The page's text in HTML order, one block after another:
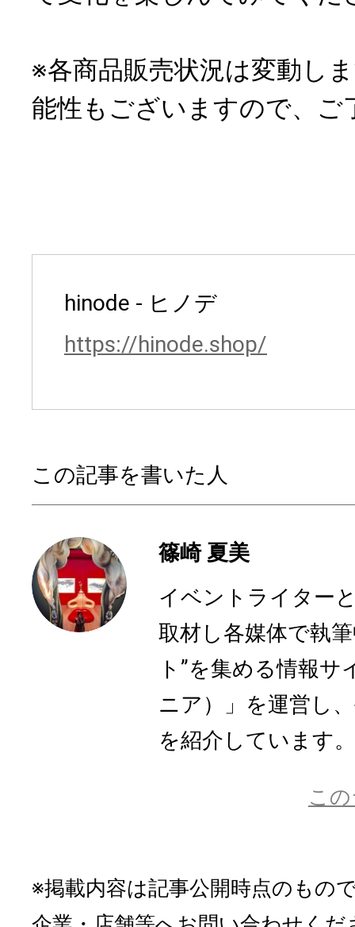
※各商品販売状況は変動し
能性もございますので、ご
hinode - ヒノデ
https://hinode.shop/
この記事を書いた人
篠崎 夏美
イベントライター
取材し各媒体で執
ト”を集める情報サ
ニア）」を運営し
を紹介しています。
こ
※掲載内容は記事公開時点のもの